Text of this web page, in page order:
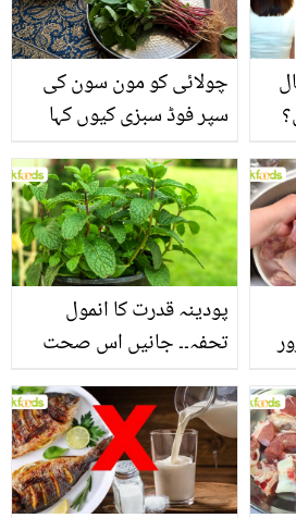
چولائی کو مون سون کی
سپر فوڈ سبزی کیوں کہا
جاتا ہے؟ جانیں وٹامنز،
منرلز اور اینٹی آکسیڈنٹس
سے بھرپور اس سبزی کے
فائدے
پودینہ قدرت کا انمول
تحفہ۔۔ جانیں اس صحت
بخش پتوں کے 10 حیرت
انگیز طبی فوائد